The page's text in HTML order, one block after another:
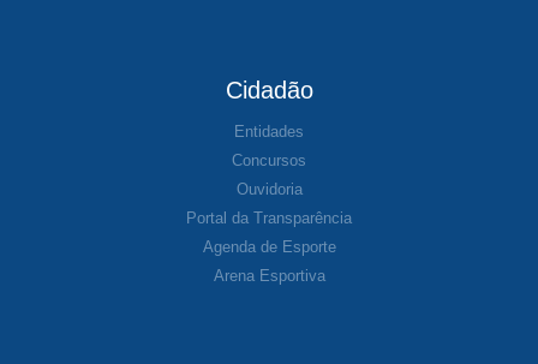
Cidadão
Entidades
Concursos
Ouvidoria
Portal da Transparência
Agenda de Esporte
Arena Esportiva